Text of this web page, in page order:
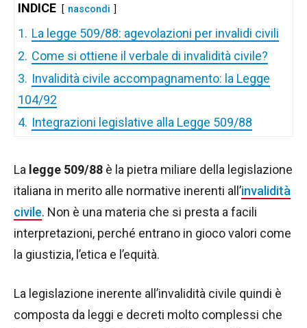
INDICE nascondi
1. La legge 509/88: agevolazioni per invalidi civili
2. Come si ottiene il verbale di invalidità civile?
3. Invalidità civile accompagnamento: la Legge
104/92
4. Integrazioni legislative alla Legge 509/88
La legge 509/88 è la pietra miliare della legislazione
italiana in merito alle normative inerenti all’invalidità
civile. Non è una materia che si presta a facili
interpretazioni, perché entrano in gioco valori come
la giustizia, l’etica e l’equità.
La legislazione inerente all’invalidità civile quindi è
composta da leggi e decreti molto complessi che